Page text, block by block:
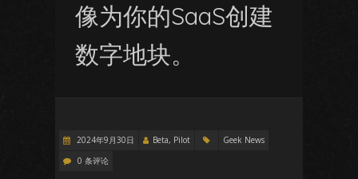
像为你的SaaS创建
数字地块。
2024年9月30日 Beta, Pilot
Geek News
0 条评论